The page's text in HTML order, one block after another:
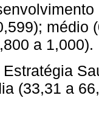
médio
a 1,000).
(33,31 a